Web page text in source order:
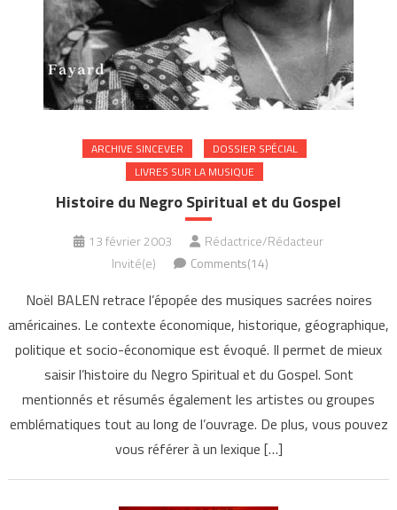
ARCHIVE SINCEVER
DOSSIER SPÉCIAL
LIVRES SUR LA MUSIQUE
Histoire du Negro Spiritual et du Gospel
13 février 2003
Rédactrice/Rédacteur
Invité(e)
Comments(14)
Noël BALEN retrace l’épopée des musiques sacrées noires
américaines. Le contexte économique, historique, géographique,
politique et socio-économique est évoqué. Il permet de mieux
saisir l’histoire du Negro Spiritual et du Gospel. Sont
mentionnés et résumés également les artistes ou groupes
emblématiques tout au long de l’ouvrage. De plus, vous pouvez
vous référer à un lexique […]